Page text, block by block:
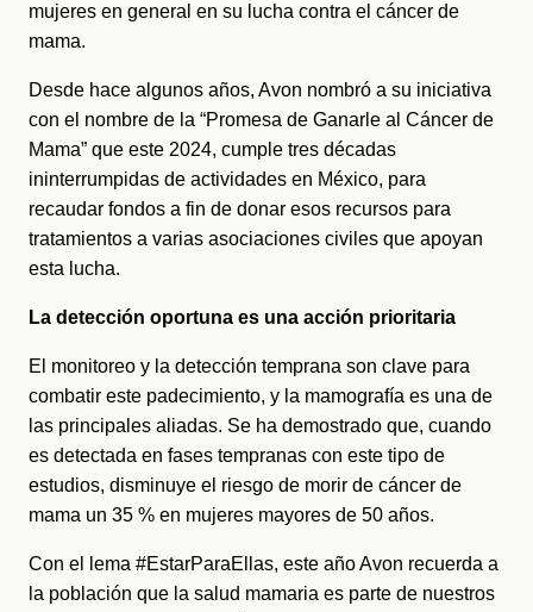
mujeres en general en su lucha contra el cáncer de
mama.
Desde hace algunos años, Avon nombró a su iniciativa
con el nombre de la “Promesa de Ganarle al Cáncer de
Mama” que este 2024, cumple tres décadas
ininterrumpidas de actividades en México, para
recaudar fondos a fin de donar esos recursos para
tratamientos a varias asociaciones civiles que apoyan
esta lucha.
La detección oportuna es una acción prioritaria
El monitoreo y la detección temprana son clave para
combatir este padecimiento, y la mamografía es una de
las principales aliadas. Se ha demostrado que, cuando
es detectada en fases tempranas con este tipo de
estudios, disminuye el riesgo de morir de cáncer de
mama un 35 % en mujeres mayores de 50 años.
Con el lema #EstarParaEllas, este año Avon recuerda a
la población que la salud mamaria es parte de nuestros